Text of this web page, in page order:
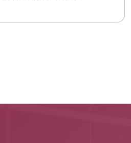
Filistin karşıtlığının köklü
koyuyor.